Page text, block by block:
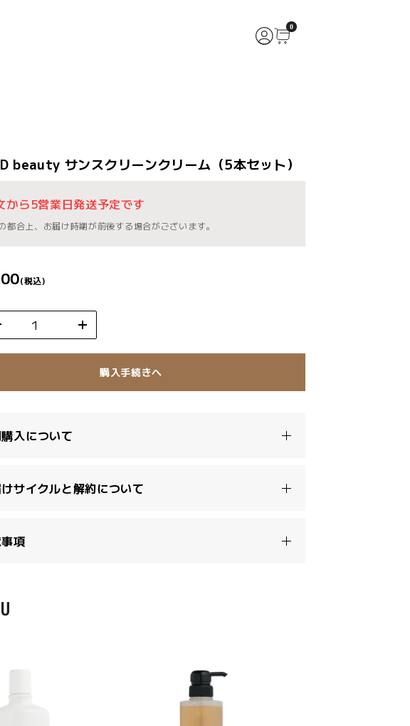
0
beauty サンスクリーンクリーム（5本セット）
から5営業日発送予定です
都合上、お届け時期が前後する場合がございます。
(税込)
購入手続きへ
入について
サイクルと解約について
項